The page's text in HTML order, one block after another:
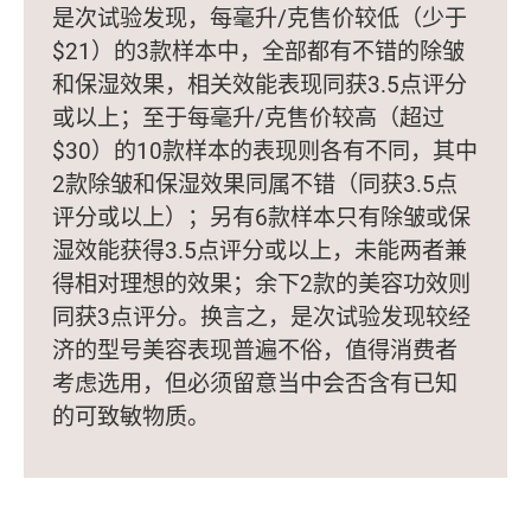
是次试验发现，每毫升/克售价较低（少于
$21）的3款样本中，全部都有不错的除皱
和保湿效果，相关效能表现同获3.5点评分
或以上；至于每毫升/克售价较高（超过
$30）的10款样本的表现则各有不同，其中
2款除皱和保湿效果同属不错（同获3.5点
评分或以上）；另有6款样本只有除皱或保
湿效能获得3.5点评分或以上，未能两者兼
得相对理想的效果；余下2款的美容功效则
同获3点评分。换言之，是次试验发现较经
济的型号美容表现普遍不俗，值得消费者
考虑选用，但必须留意当中会否含有已知
的可致敏物质。